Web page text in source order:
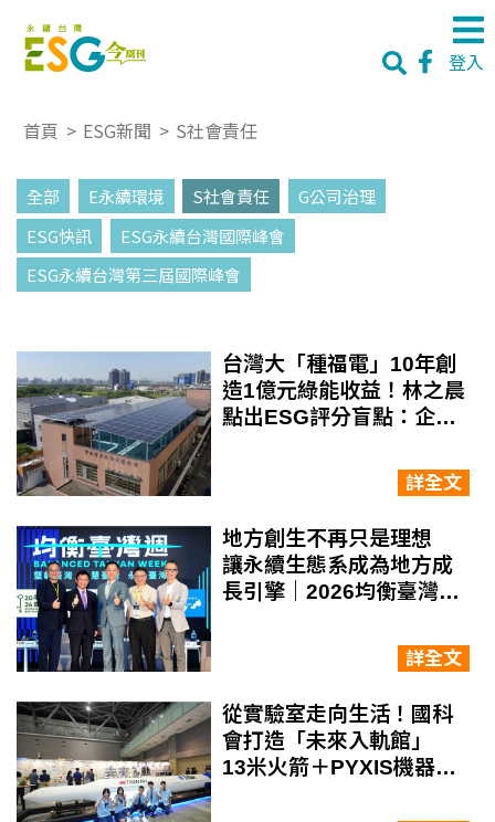
登入
首頁 > ESG新聞 > S社會責任
全部 E永續環境 S社會責任
G公司治理
ESG快訊
ESG永續台灣國際峰會
ESG永續台灣第三屆國際峰會
台灣大「種福電」10年創
造1億元綠能收益！林之晨
點出ESG評分盲點：企業
詳全文
地方創生不再只是理想
讓永續生態系成為地方成
長引擎｜2026均衡臺灣週
詳全文
從實驗室走向生活！國科
會打造「未來入軌館」
13米火箭＋PYXIS機器人